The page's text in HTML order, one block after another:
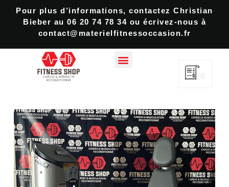
Pour plus d’informations, contactez Christian
Bieber au 06 20 74 78 34 ou écrivez-nous à
contact@materielfitnessoccasion.fr